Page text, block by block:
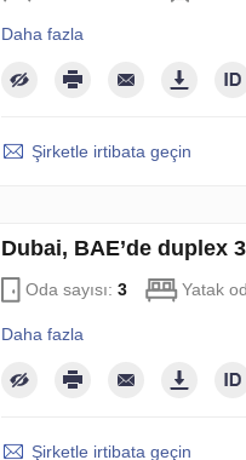
Daha fazla
Şirketle irtibata geçin
Dubai, BAE’de duplex
Oda sayısı: 3 Yatak
Daha fazla
Şirketle irtibata geçin